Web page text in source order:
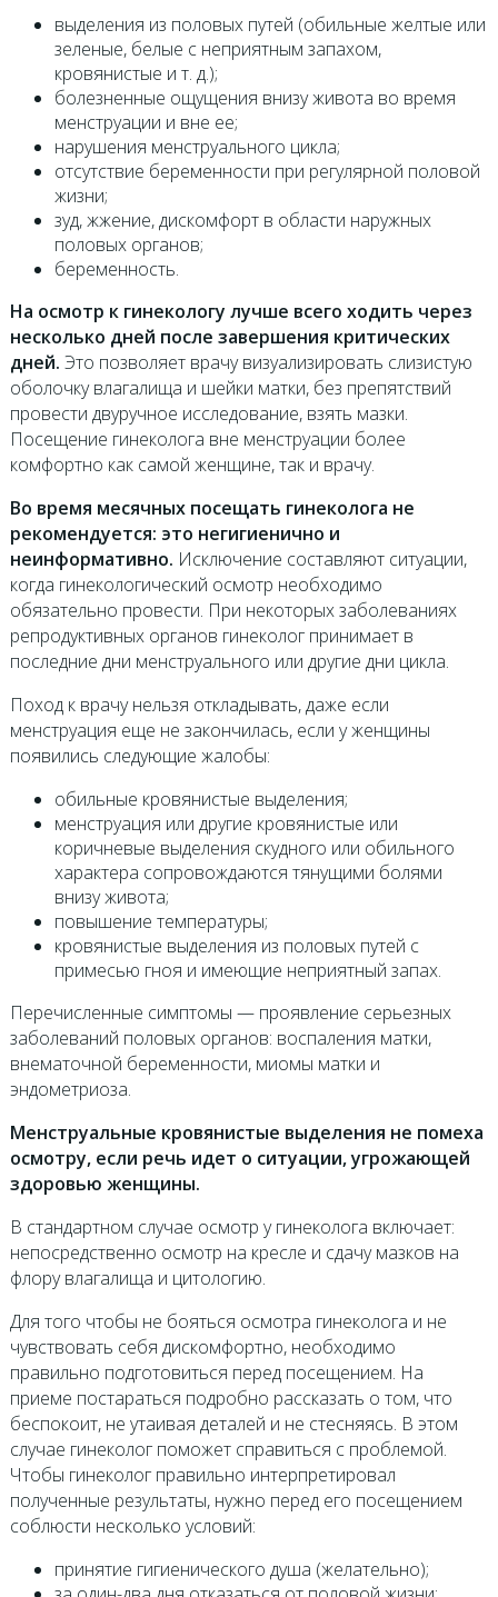
выделения из половых путей (обильные желтые или
зеленые, белые с неприятным запахом,
кровянистые и т. д.);
болезненные ощущения внизу живота во время
менструации и вне ее;
нарушения менструального цикла;
отсутствие беременности при регулярной половой
жизни;
зуд, жжение, дискомфорт в области наружных
половых органов;
беременность.
На осмотр к гинекологу лучше всего ходить через
несколько дней после завершения критических
дней. Это позволяет врачу визуализировать слизистую
оболочку влагалища и шейки матки, без препятствий
провести двуручное исследование, взять мазки.
Посещение гинеколога вне менструации более
комфортно как самой женщине, так и врачу.
Во время месячных посещать гинеколога не
рекомендуется: это негигиенично и
неинформативно. Исключение составляют ситуации,
когда гинекологический осмотр необходимо
обязательно провести. При некоторых заболеваниях
репродуктивных органов гинеколог принимает в
последние дни менструального или другие дни цикла.
Поход к врачу нельзя откладывать, даже если
менструация еще не закончилась, если у женщины
появились следующие жалобы:
обильные кровянистые выделения;
менструация или другие кровянистые или
коричневые выделения скудного или обильного
характера сопровождаются тянущими болями
внизу живота;
повышение температуры;
кровянистые выделения из половых путей с
примесью гноя и имеющие неприятный запах.
Перечисленные симптомы — проявление серьезных
заболеваний половых органов: воспаления матки,
внематочной беременности, миомы матки и
эндометриоза.
Менструальные кровянистые выделения не помеха
осмотру, если речь идет о ситуации, угрожающей
здоровью женщины.
В стандартном случае осмотр у гинеколога включает:
непосредственно осмотр на кресле и сдачу мазков на
флору влагалища и цитологию.
Для того чтобы не бояться осмотра гинеколога и не
чувствовать себя дискомфортно, необходимо
правильно подготовиться перед посещением. На
приеме постараться подробно рассказать о том, что
беспокоит, не утаивая деталей и не стесняясь. В этом
случае гинеколог поможет справиться с проблемой.
Чтобы гинеколог правильно интерпретировал
полученные результаты, нужно перед его посещением
соблюсти несколько условий:
принятие гигиенического душа (желательно);